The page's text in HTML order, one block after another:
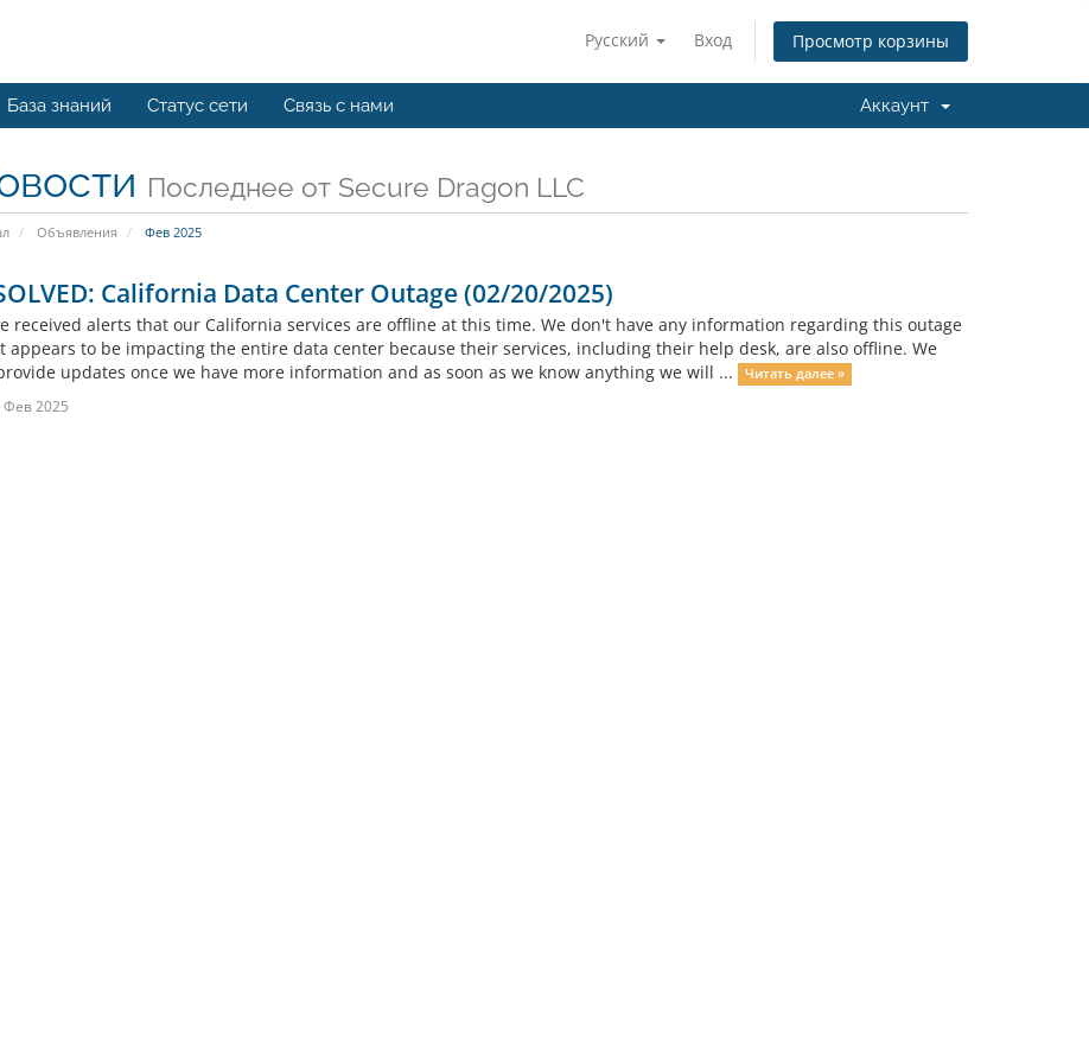
Русский Вход Просмотр корзины
База знаний Статус сети Связь с нами Аккаунт
Последнее от Secure Dragon LLC
Объявления Фев 2025
California Data Center Outage (02/20/2025)
received alerts that our California services are offline at this time. We don't have any information regarding this outage
appears to be impacting the entire data center because their services, including their help desk, are also offline. We
updates once we have more information and as soon as we know anything we will ...
Читать далее »
Фев 2025